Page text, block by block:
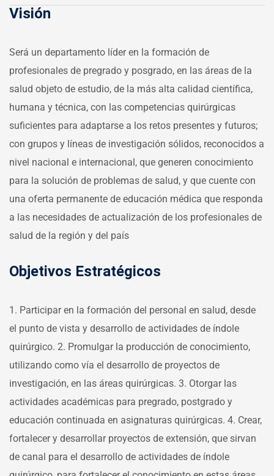
Visión
Será un departamento líder en la formación de
profesionales de pregrado y posgrado, en las áreas de la
salud objeto de estudio, de la más alta calidad científica,
humana y técnica, con las competencias quirúrgicas
suficientes para adaptarse a los retos presentes y futuros;
con grupos y líneas de investigación sólidos, reconocidos a
nivel nacional e internacional, que generen conocimiento
para la solución de problemas de salud, y que cuente con
una oferta permanente de educación médica que responda
a las necesidades de actualización de los profesionales de
salud de la región y del país
Objetivos Estratégicos
1. Participar en la formación del personal en salud, desde
el punto de vista y desarrollo de actividades de índole
quirúrgico. 2. Promulgar la producción de conocimiento,
utilizando como vía el desarrollo de proyectos de
investigación, en las áreas quirúrgicas. 3. Otorgar las
actividades académicas para pregrado, postgrado y
educación continuada en asignaturas quirúrgicas. 4. Crear,
fortalecer y desarrollar proyectos de extensión, que sirvan
de canal para el desarrollo de actividades de índole